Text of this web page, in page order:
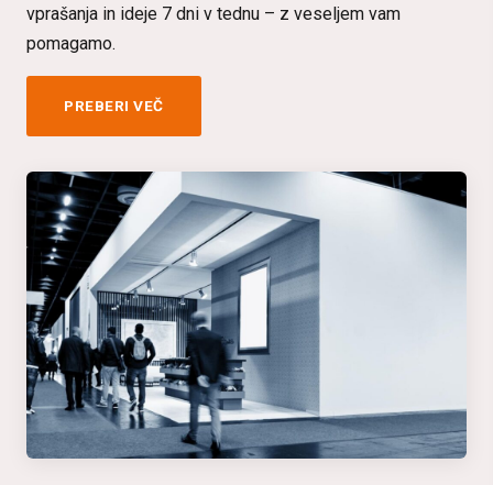
vprašanja in ideje 7 dni v tednu – z veseljem vam
pomagamo.
PREBERI VEČ